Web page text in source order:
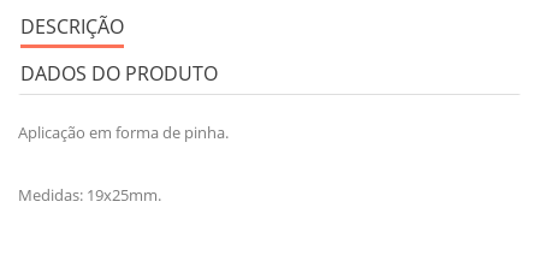
DESCRIÇÃO
DADOS DO PRODUTO
Aplicação em forma de pinha.
Medidas: 19x25mm.